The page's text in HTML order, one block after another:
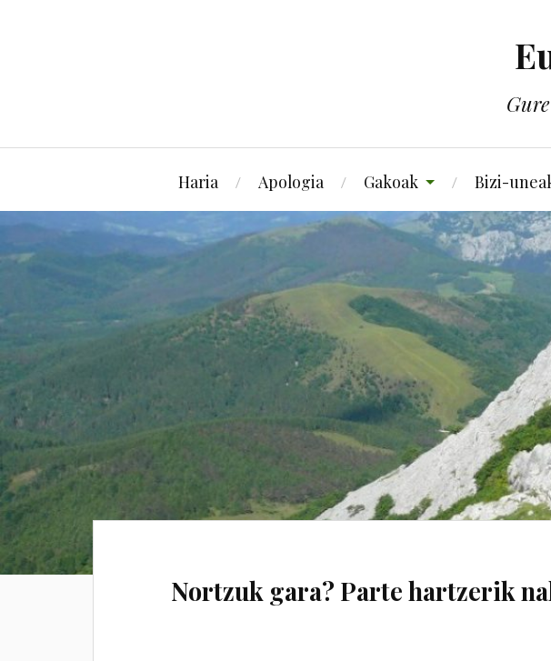
Haria Apologia Gakoak Bizi-
Nortzuk gara? Parte hartzerik